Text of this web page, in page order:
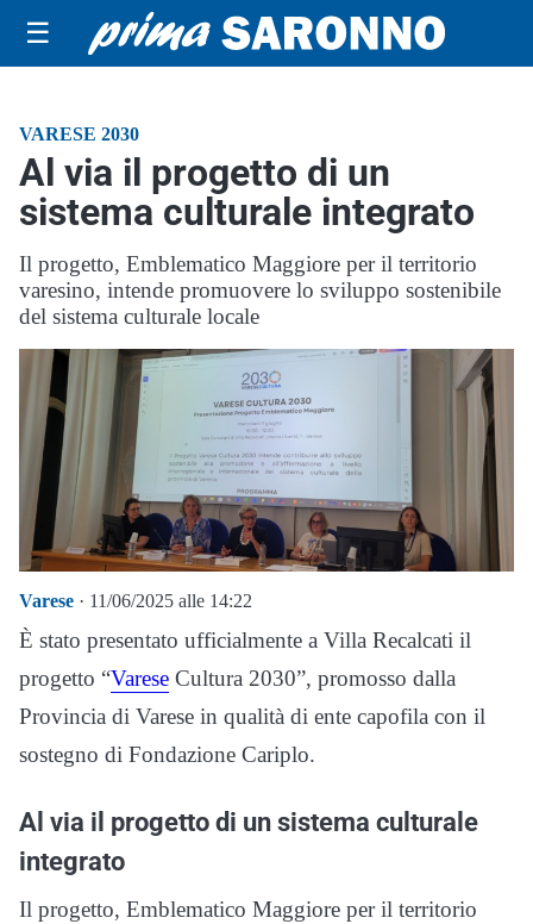
☰
VARESE 2030
Al via il progetto di un
sistema culturale integrato
Il progetto, Emblematico Maggiore per il territorio
varesino, intende promuovere lo sviluppo sostenibile
del sistema culturale locale
Varese · 11/06/2025 alle 14:22
È stato presentato ufficialmente a Villa Recalcati il
progetto “Varese Cultura 2030”, promosso dalla
Provincia di Varese in qualità di ente capofila con il
sostegno di Fondazione Cariplo.
Al via il progetto di un sistema culturale
integrato
Il progetto, Emblematico Maggiore per il territorio